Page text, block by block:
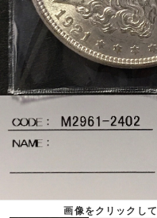
画像をクリックし